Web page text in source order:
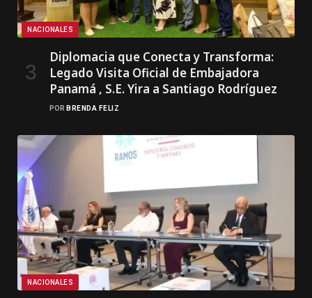
NACIONALES
Diplomacia que Conecta y Transforma:
Legado Visita Oficial de Embajadora
Panamá , S.E. Yira a Santiago Rodríguez
POR BRENDA FELIZ
NACIONALES